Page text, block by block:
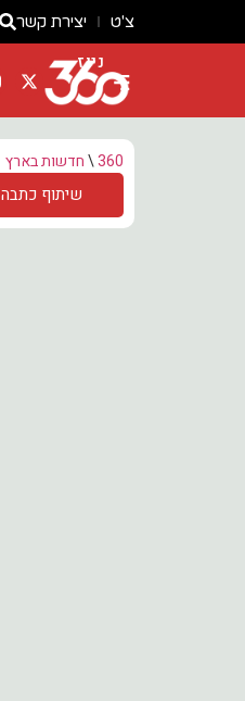
צ'ט יצירת קשר
ניוז
360
\חדשות בארץ
שיתוף כתבה